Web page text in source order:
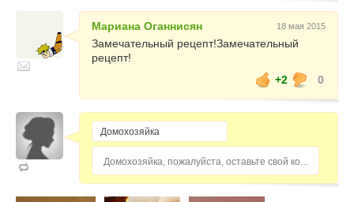
Мариана Оганнисян 18 мая 2015
Замечательный рецепт!Замечательный
рецепт!
+2
0
Домохозяйка, пожалуйста, оставьте свой комментарий...